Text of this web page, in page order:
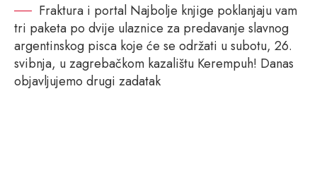
Fraktura i portal Najbolje knjige poklanjaju vam
tri paketa po dvije ulaznice za predavanje slavnog
argentinskog pisca koje će se održati u subotu, 26.
svibnja, u zagrebačkom kazalištu Kerempuh! Danas
objavljujemo drugi zadatak